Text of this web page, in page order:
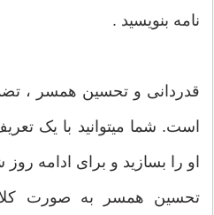
نامه بنویسید .
قدردانی و تحسین همسر ،
است. شما میتوانید با یک
او را بسازید و برای ادامه
تحسین همسر به صورت